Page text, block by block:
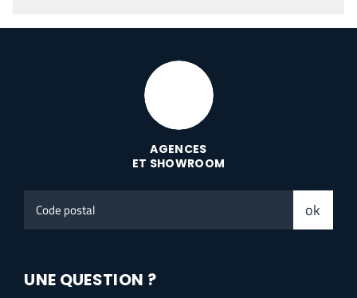
AGENCES
ET SHOWROOM
postal
ok
UNE QUESTION ?